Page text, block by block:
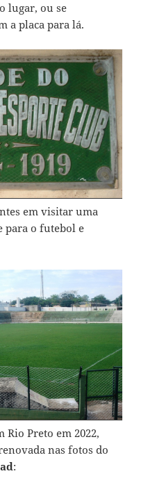
lugar, ou se
a placa para lá.
em visitar uma
para o futebol e
Rio Preto em 2022,
nas fotos do
: